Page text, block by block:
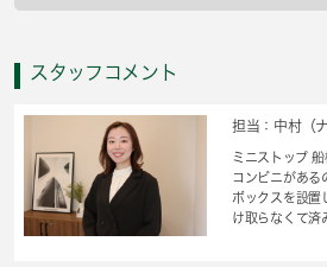
スタッフコメント
担当：中村（
ミニストップ
コンビニがある
ボックスを設置
け取らなくて済
ートロック・